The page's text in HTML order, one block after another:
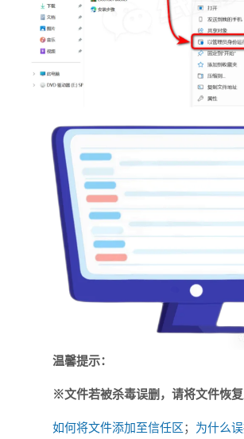
温馨提示：
※文件若被杀毒误删，请将文件恢复
如何将文件添加至信任区； 为什么